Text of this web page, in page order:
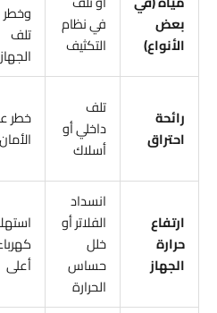
بعض
الأنواع)
في نظام
التكثيف
وخطر
تلف
الجهاز
رائحة
احتراق
تلف
داخلي أو
أسلاك
خطر على
الأمان
ارتفاع
حرارة
الجهاز
انسداد
الفلاتر أو
خلل
حساس
الحرارة
استهلاك
كهرباء
أعلى